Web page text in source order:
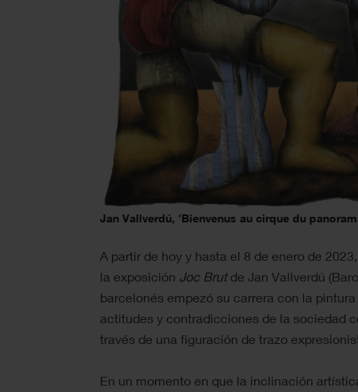
Jan Vallverdú, 'Bienvenus au cirque du
A partir de hoy y hasta el 8 de enero de
la exposición Joc Brutde Jan Vallverdú
barcelonés empezó su carrera con la
actitudes y contradicciones de la sociedad
través de una figuración de trazo
En un momento en que la inclinación